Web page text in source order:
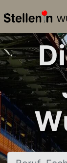
Beruf,